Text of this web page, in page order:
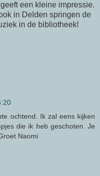
een kleine impressie.
in Delden springen de
in de bibliotheek!
ochtend. Ik zal eens kijken
die ik heb geschoten. Je
Naomi